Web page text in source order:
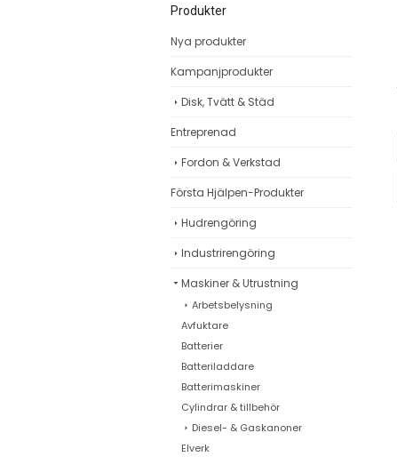
Produkter
Nya produkter
Kampanjprodukter
Disk, Tvätt & Städ
Entreprenad
Fordon & Verkstad
Första Hjälpen-Produkter
Hudrengöring
Industrirengöring
Maskiner & Utrustning
Arbetsbelysning
Avfuktare
Batterier
Batteriladdare
Batterimaskiner
Cylindrar & tillbehör
Diesel- & Gaskanoner
Elverk